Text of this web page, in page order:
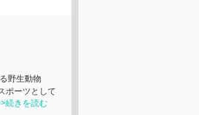
野生動物
ポーツとして
続きを読む